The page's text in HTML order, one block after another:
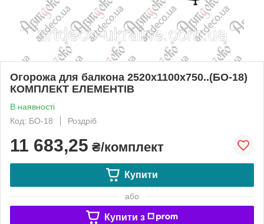
Огорожа для балкона 2520х1100х750..(БО-18)
КОМПЛЕКТ ЕЛЕМЕНТІВ
В наявності
Код: БО-18
Роздріб
11 683,25 ₴/комплект
Купити
або
Купити з